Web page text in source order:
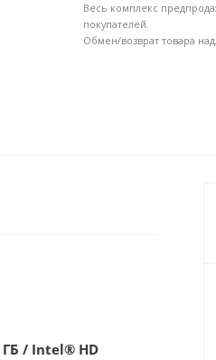
Весь комплекс
покупателей.
Обмен/возврат товара
ГБ / Intel® HD